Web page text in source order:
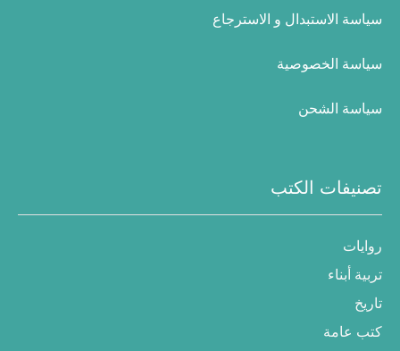
سياسة الاستبدال و الاسترجاع
سياسة الخصوصية
سياسة الشحن
تصنيفات الكتب
روايات
تربية أبناء
تاريخ
كتب عامة